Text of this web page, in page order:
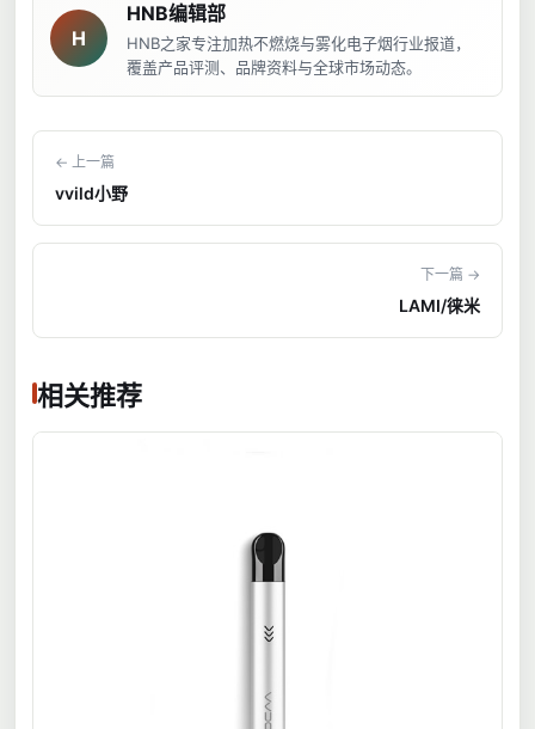
H
HNB编辑部
HNB之家专注加热不燃烧与雾化电子烟行业报道，
覆盖产品评测、品牌资料与全球市场动态。
← 上一篇
vvild小野
下一篇 →
LAMI/徕米
相关推荐